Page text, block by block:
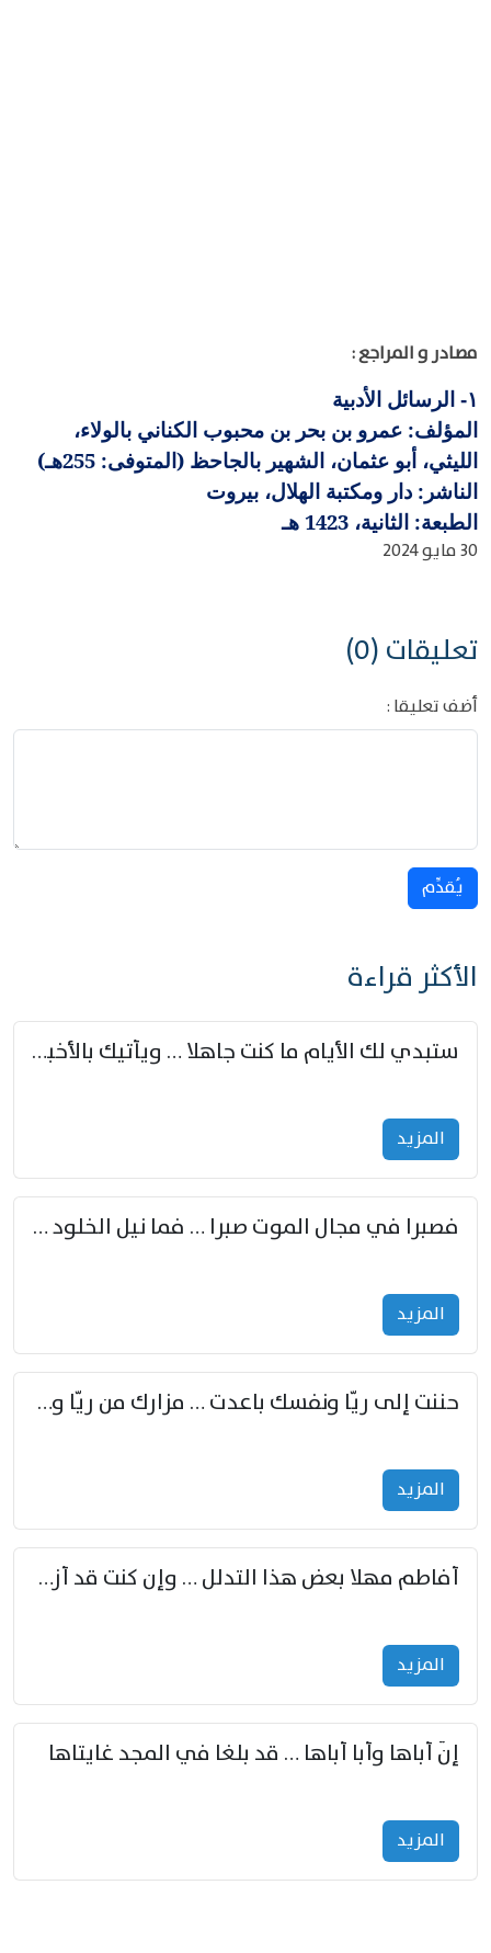
مصادر و المراجع :
١-
الرسائل الأدبية
المؤلف: عمرو بن بحر بن محبوب الكناني بالولاء،
الليثي، أبو عثمان، الشهير بالجاحظ (المتوفى: 255هـ)
الناشر: دار ومكتبة الهلال، بيروت
الطبعة: الثانية، 1423 هـ
30 مايو 2024
تعليقات (0)
أضف تعليقا :
يُقدِّم
الأكثر قراءة
ستبدي لك الأيام ما كنت جاهلا … ويأتيك بالأخبار من لم تزوّد
المزید
فصبرا في مجال الموت صبرا … فما نيل الخلود بمستطاع
المزید
حننت إلى ريّا ونفسك باعدت … مزارك من ريّا وشعباكما معا
المزید
أفاطم مهلا بعض هذا التدلل … وإن كنت قد أزمعت صرمي فأجملي
المزید
إنّ أباها وأبا أباها … قد بلغا في المجد غايتاها
المزید